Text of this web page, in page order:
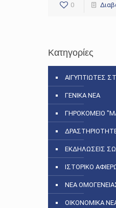
0
Κατηγορίες
ΑΙΓΥΠΤΙΩΤΕΣ
ΓΕΝΙΚΑ ΝΕΑ
ΓΗΡΟΚΟΜΕΙΟ
ΕΚΔΗΛΩΣΕΙΣ
ΙΣΤΟΡΙΚΟ
ΝΕΑ
ΟΙΚΟΝΟΜΙΚΑ